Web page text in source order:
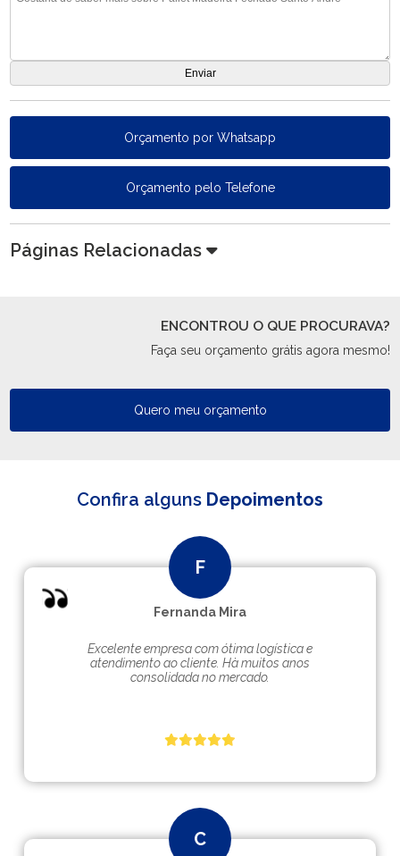
Orçamento por Whatsapp
Orçamento pelo Telefone
Páginas Relacionadas
ENCONTROU O QUE PROCURAVA?
Faça seu orçamento grátis agora mesmo!
Quero meu orçamento
Confira alguns Depoimentos
Fernanda Mira
Excelente empresa com ótima logística e
atendimento ao cliente. Hà muitos anos
consolidada no mercado.